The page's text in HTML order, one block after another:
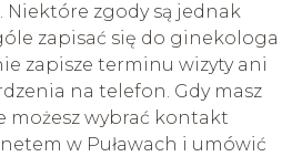
Niektóre zgody są jednak
zapisać się do ginekologa
zapisze terminu wizyty ani
na telefon. Gdy masz
możesz wybrać kontakt
w Puławach i umówić